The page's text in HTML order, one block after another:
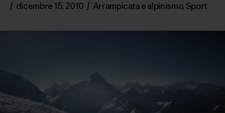
/ dicembre 15, 2010 / Arrampicata e alpinismo, Sport